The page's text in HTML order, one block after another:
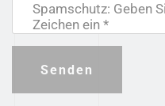
Spamschutz: Geben
Zeichen ein *
Senden